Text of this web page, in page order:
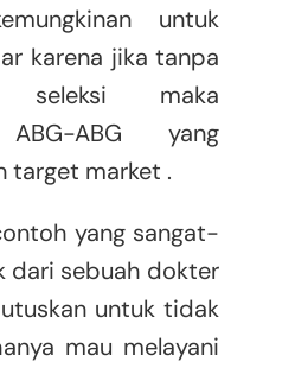
untuk
karena jika tanpa
seleksi maka
ABG-ABG yang
target market .
yang sangat-
dari sebuah dokter
untuk tidak
mau melayani